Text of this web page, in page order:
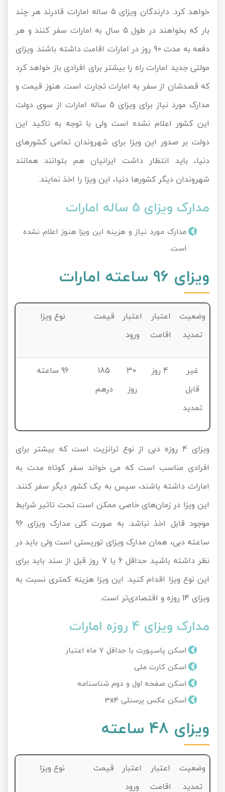
خواهد کرد. دارندگان ویزای 5 ساله امارات قادرند هر چند
بار که بخواهند در طول 5 سال به امارات سفر کنند و هر
دفعه به مدت 90 روز در امارات اقامت داشته باشند. ویزای
مولتی جدید امارات راه را بیشتر برای افرادی باز خواهد کرد
که قصدشان از سفر به امارات تجارت است. هنوز قیمت و
مدارک مورد نیاز برای ویزای 5 ساله امارات از سوی دولت
این کشور اعلام نشده است ولی با توجه به تاکید این
دولت بر صدور این ویزا برای شهروندان تمامی کشورهای
دنیا، باید انتظار داشت ایرانیان هم بتوانند همانند
شهروندان دیگر کشورها دنیا، این ویزا را اخذ نمایند.
مدارک ویزای 5 ساله امارات
مدارک مورد نیاز و هزینه این ویزا هنوز اعلام نشده
است.
ویزای 96 ساعته امارات
وضعیت
تمدید
اعتبار
اقامت
اعتبار
ورود
قیمت نوع ویزا
غیر
قابل
تمدید
4 روز
30
روز
185
درهم
96 ساعته
ویزای 4 روزه دبی از نوع ترانزیت است که بیشتر برای
افرادی مناسب است که می خواند سفر کوتاه مدت به
امارات داشته باشند، سپس به یک کشور دیگر سفر کنند.
این ویزا در زمان‌های خاصی ممکن است تحت تاثیر شرایط
موجود قابل اخذ نباشد. به صورت کلی مدارک ویزای 96
ساعته دبی، همان مدارک ویزای توریستی است ولی باید در
نظر داشته باشید حداقل 6 یا 7 روز قبل از سند باید برای
این نوع ویزا اقدام کنید. این ویزا هزینه کمتری نسبت به
ویزای 14 روزه و اقتصادی‌تر است.
مدارک ویزای 4 روزه امارات
اسکن پاسپورت با حداقل 7 ماه اعتبار
اسکن کارت ملی
اسکن صفحه اول و دوم شناسنامه
اسکن عکس پرسنلی 3x4
ویزای 48 ساعته
وضعیت
تمدید
اعتبار
اقامت
اعتبار
ورود
قیمت نوع ویزا